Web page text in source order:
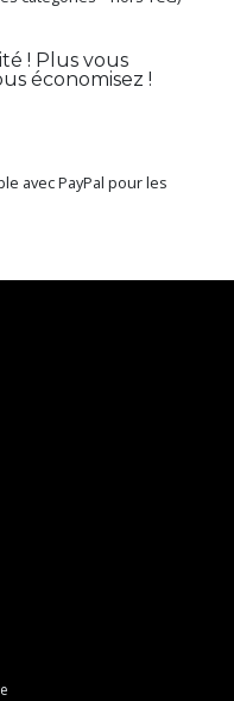
! Plus vous
économisez !
avec PayPal pour les